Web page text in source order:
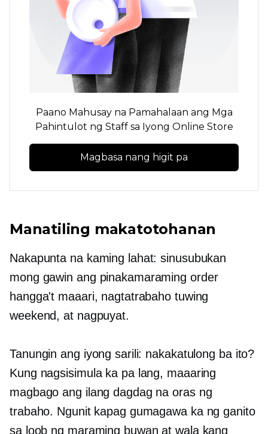
Paano Mahusay na Pamahalaan ang Mga
Pahintulot ng Staff sa Iyong Online Store
Magbasa nang higit pa
Manatiling makatotohanan
Nakapunta na kaming lahat: sinusubukan
mong gawin ang pinakamaraming order
hangga't maaari, nagtatrabaho tuwing
weekend, at nagpuyat.
Tanungin ang iyong sarili: nakakatulong ba ito?
Kung nagsisimula ka pa lang, maaaring
magbago ang ilang dagdag na oras ng
trabaho. Ngunit kapag gumagawa ka ng ganito
sa loob ng maraming buwan at wala kang